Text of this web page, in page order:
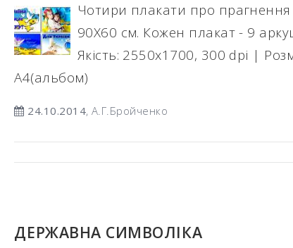
Чотири плакати про прагнення
90Х60 см. Кожен плакат - 9
Якість: 2550х1700, 300 dpi |
А4(альбом)
24.10.2014, А.Г.Бройченко
ДЕРЖАВНА СИМВОЛІКА